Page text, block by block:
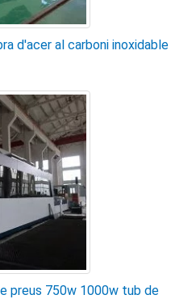
d'acer al carboni inoxidable
preus 750w 1000w tub de